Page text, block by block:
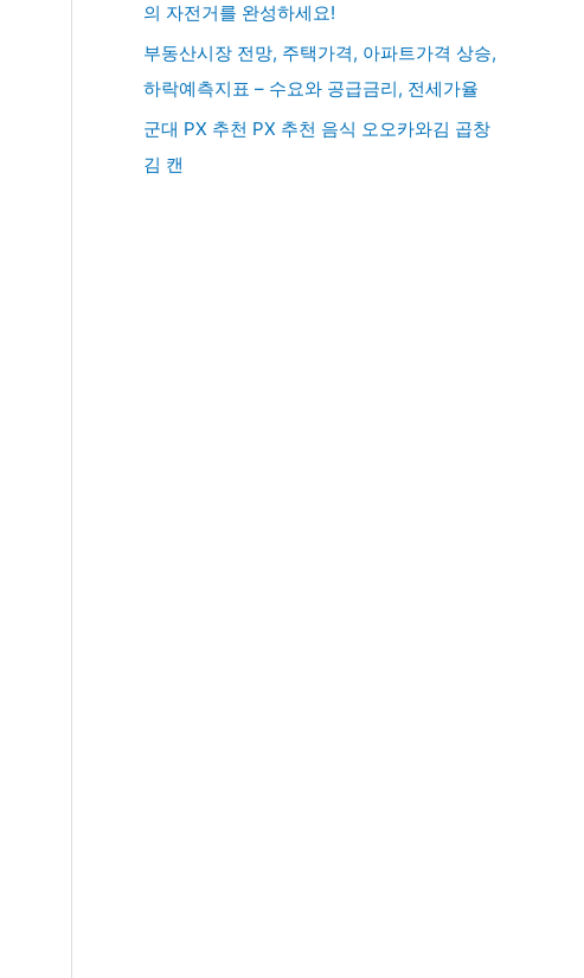
의 자전거를 완성하세요!
부동산시장 전망, 주택가격, 아파트가격 상승,
하락예측지표 – 수요와 공급금리, 전세가율
군대 PX 추천 PX 추천 음식 오오카와김 곱창
김 캔